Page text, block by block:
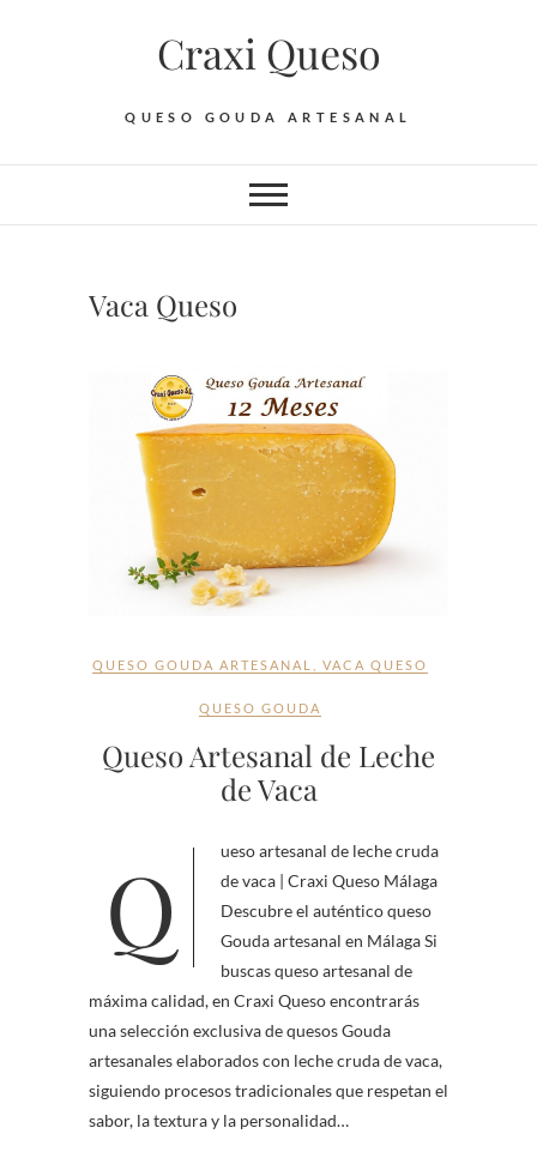
Craxi Queso
QUESO GOUDA ARTESANAL
Vaca Queso
QUESO GOUDA ARTESANAL VACA QUESO
QUESO GOUDA
Queso Artesanal de Leche
de Vaca
Queso artesanal de leche cruda
de vaca | Craxi Queso Málaga
Descubre el auténtico queso
Gouda artesanal en Málaga Si
buscas queso artesanal de
máxima calidad, en Craxi Queso encontrarás
una selección exclusiva de quesos Gouda
artesanales elaborados con leche cruda de vaca,
siguiendo procesos tradicionales que respetan el
sabor, la textura y la personalidad…